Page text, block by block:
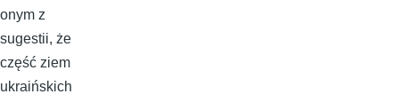
onym z
sugestii, że
część ziem
ukraińskich